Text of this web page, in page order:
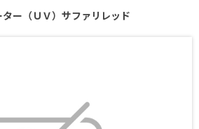
ー（ＵＶ）サファリレッド